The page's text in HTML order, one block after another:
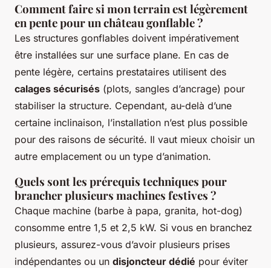
Comment faire si mon terrain est légèrement
en pente pour un château gonflable ?
Les structures gonflables doivent impérativement
être installées sur une surface plane. En cas de
pente légère, certains prestataires utilisent des
calages sécurisés (plots, sangles d’ancrage) pour
stabiliser la structure. Cependant, au-delà d’une
certaine inclinaison, l’installation n’est plus possible
pour des raisons de sécurité. Il vaut mieux choisir un
autre emplacement ou un type d’animation.
Quels sont les prérequis techniques pour
brancher plusieurs machines festives ?
Chaque machine (barbe à papa, granita, hot-dog)
consomme entre 1,5 et 2,5 kW. Si vous en branchez
plusieurs, assurez-vous d’avoir plusieurs prises
indépendantes ou un disjoncteur dédié pour éviter